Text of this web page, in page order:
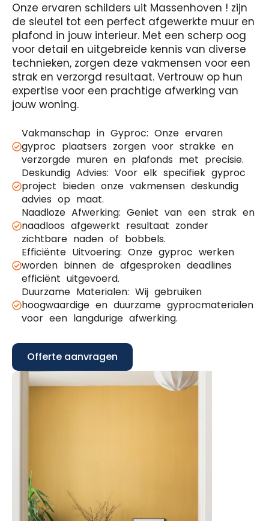
Onze ervaren schilders uit Massenhoven ! zijn
de sleutel tot een perfect afgewerkte muur en
plafond in jouw interieur. Met een scherp oog
voor detail en uitgebreide kennis van diverse
technieken, zorgen deze vakmensen voor een
strak en verzorgd resultaat. Vertrouw op hun
expertise voor een prachtige afwerking van
jouw woning.
Vakmanschap in Gyproc: Onze ervaren
gyproc plaatsers zorgen voor strakke en
verzorgde muren en plafonds met precisie.
Deskundig Advies: Voor elk specifiek gyproc
project bieden onze vakmensen deskundig
advies op maat.
Naadloze Afwerking: Geniet van een strak en
naadloos afgewerkt resultaat zonder
zichtbare naden of bobbels.
Efficiënte Uitvoering: Onze gyproc werken
worden binnen de afgesproken deadlines
efficiënt uitgevoerd.
Duurzame Materialen: Wij gebruiken
hoogwaardige en duurzame gyprocmaterialen
voor een langdurige afwerking.
Offerte aanvragen